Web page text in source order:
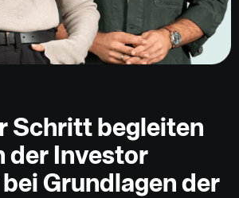
Schritt begleiten
der Investor
Grundlagen der